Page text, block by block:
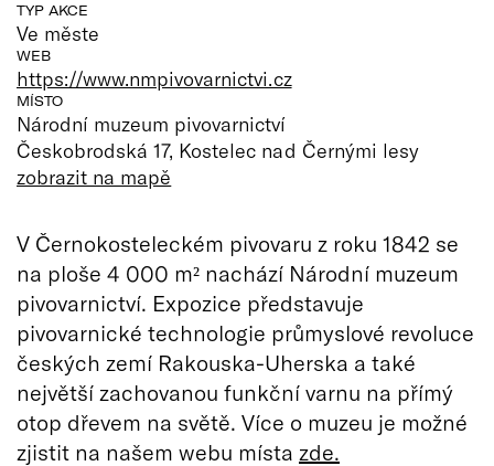
TYP AKCE
Ve měste
WEB
https://www.nmpivovarnictvi.cz
MÍSTO
Národní muzeum pivovarnictví
Českobrodská 17, Kostelec nad Černými lesy
zobrazit na mapě
V Černokosteleckém pivovaru z roku 1842 se
na ploše 4 000 m² nachází Národní muzeum
pivovarnictví. Expozice představuje
pivovarnické technologie průmyslové revoluce
českých zemí Rakouska-Uherska a také
největší zachovanou funkční varnu na přímý
otop dřevem na světě. Více o muzeu je možné
zjistit na našem webu místa zde.